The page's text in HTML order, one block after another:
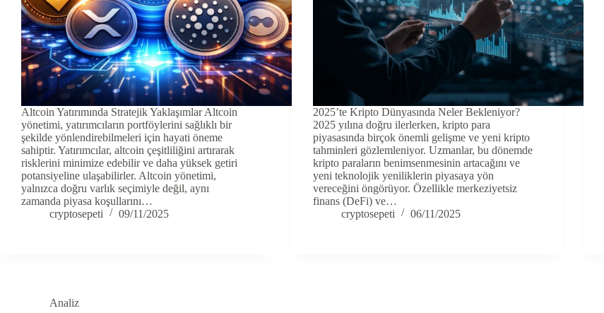
Altcoin Yatırımında Stratejik Yaklaşımlar Altcoin
yönetimi, yatırımcıların portföylerini sağlıklı bir
şekilde yönlendirebilmeleri için hayati öneme
sahiptir. Yatırımcılar, altcoin çeşitliliğini artırarak
risklerini minimize edebilir ve daha yüksek getiri
potansiyeline ulaşabilirler. Altcoin yönetimi,
yalnızca doğru varlık seçimiyle değil, aynı
zamanda piyasa koşullarını…
cryptosepeti
09/11/2025
2025’te Kripto Dünyasında Neler Bekleniyor?
2025 yılına doğru ilerlerken, kripto para
piyasasında birçok önemli gelişme ve yeni kripto
tahminleri gözlemleniyor. Uzmanlar, bu dönemde
kripto paraların benimsenmesinin artacağını ve
yeni teknolojik yeniliklerin piyasaya yön
vereceğini öngörüyor. Özellikle merkeziyetsiz
finans (DeFi) ve…
cryptosepeti
06/11/2025
Analiz